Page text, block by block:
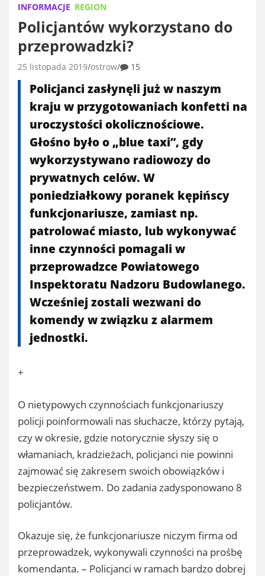
INFORMACJE REGION
Policjantów wykorzystano do
przeprowadzki?
25 listopada 2019 ostrow 15
Policjanci zasłynęli już w naszym
kraju w przygotowaniach konfetti na
uroczystości okolicznościowe.
Głośno było o „blue taxi”, gdy
wykorzystywano radiowozy do
prywatnych celów. W
poniedziałkowy poranek kępińscy
funkcjonariusze, zamiast np.
patrolować miasto, lub wykonywać
inne czynności pomagali w
przeprowadzce Powiatowego
Inspektoratu Nadzoru Budowlanego.
Wcześniej zostali wezwani do
komendy w związku z alarmem
jednostki.
+
O nietypowych czynnościach funkcjonariuszy
policji poinformowali nas słuchacze, którzy pytają,
czy w okresie, gdzie notorycznie słyszy się o
włamaniach, kradzieżach, policjanci nie powinni
zajmować się zakresem swoich obowiązków i
bezpieczeństwem. Do zadania zadysponowano 8
policjantów.
Okazuje się, że funkcjonariusze niczym firma od
przeprowadzek, wykonywali czynności na prośbę
komendanta. – Policjanci w ramach bardzo dobrej